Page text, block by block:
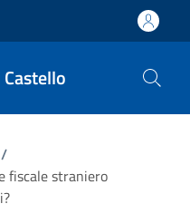
/
fiscale straniero